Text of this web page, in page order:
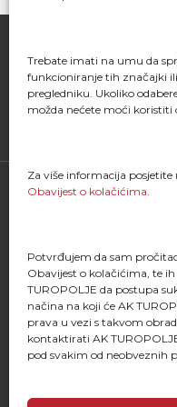
Trebate imati na umu da
funkcioniranje tih značajki
pregledniku. Ukoliko
možda nećete moći koristiti
Za više informacija posjetite
Obavijest o kolačićima.
Potvrđujem da sam
Obavijest o kolačićima, te
TUROPOLJE da postupa
načina na koji će AK
prava u vezi s takvom
kontaktirati AK
pod svakim od neobveznih